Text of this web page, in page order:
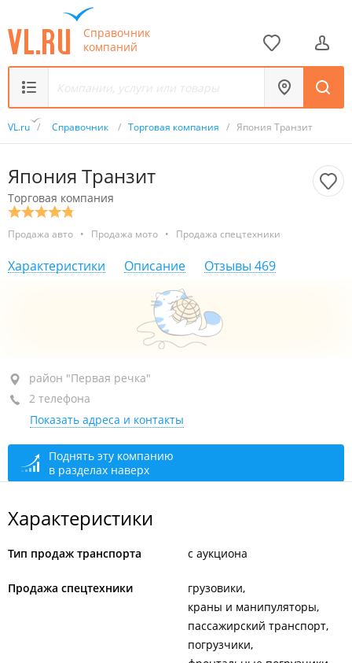
Справочник
компаний
VL.ru / Справочник / Торговая компания / Япония Транзит
Япония Транзит
Торговая компания
Продажа авто • Продажа мото • Продажа спецтехники
Характеристики Описание Отзывы 469
район "Первая речка", пр-т Красного Знамени, 15А
2-й этаж
+7 924 243-47-77
сегодня закрыто
район "Первая речка"
2 телефона
Показать адреса и контакты
Поднять эту компанию
в разделах наверх
Характеристики
Тип продаж транспорта с аукциона
Продажа спецтехники
грузовики
краны и манипуляторы
пассажирский транспорт
погрузчики